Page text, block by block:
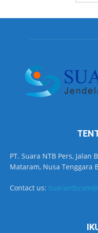
PT. Suara NTB Pers, Jalan
Mataram, Nusa Tenggara
Contact us: